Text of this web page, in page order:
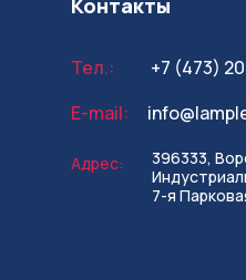
Контакты
Тел.:
+7 (473)
E-mail:
Адрес:
396333,
7-я